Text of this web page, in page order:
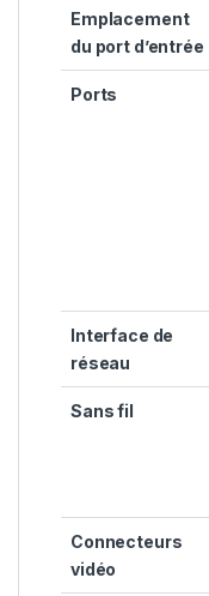
Emplacement
du port d’entrée
Ports
Interface de
réseau
Sans fil
Connecteurs
vidéo